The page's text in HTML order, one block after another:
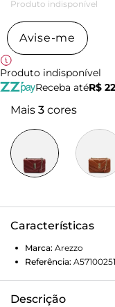
Produto indisponível
Avise-me
Produto indisponível
Receba atéR$
Mais 3 cores
Características
Marca: Arezzo
Referência:
Descrição